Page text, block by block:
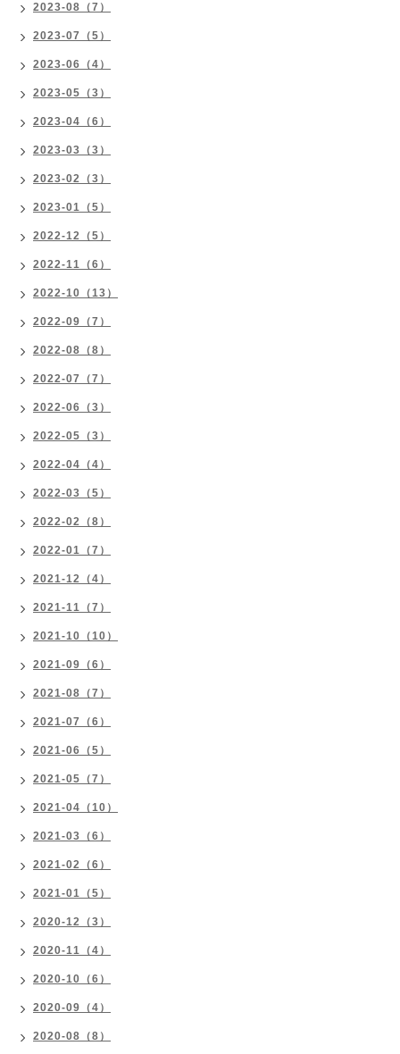
2023-08（7）
2023-07（5）
2023-06（4）
2023-05（3）
2023-04（6）
2023-03（3）
2023-02（3）
2023-01（5）
2022-12（5）
2022-11（6）
2022-10（13）
2022-09（7）
2022-08（8）
2022-07（7）
2022-06（3）
2022-05（3）
2022-04（4）
2022-03（5）
2022-02（8）
2022-01（7）
2021-12（4）
2021-11（7）
2021-10（10）
2021-09（6）
2021-08（7）
2021-07（6）
2021-06（5）
2021-05（7）
2021-04（10）
2021-03（6）
2021-02（6）
2021-01（5）
2020-12（3）
2020-11（4）
2020-10（6）
2020-09（4）
2020-08（8）